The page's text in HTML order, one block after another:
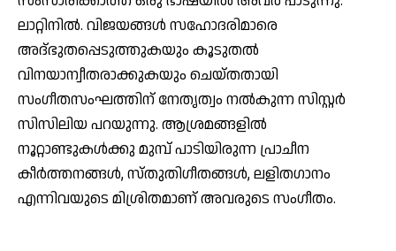
ലാറ്റിനില്‍. വിജയങ്ങള്‍ സഹോദരിമാരെ
അദ്ഭുതപ്പെടുത്തുകയും കൂടുതല്‍
വിനയാന്വീതരാക്കുകയും ചെയ്തതായി
സംഗീതസംഘത്തിന് നേതൃത്വം നല്‍കുന്ന സിസ്റ്റര്‍
സിസിലിയ പറയുന്നു. ആശ്രമങ്ങളില്‍
നൂറ്റാണ്ടുകള്‍ക്കു മുമ്പ് പാടിയിരുന്ന പ്രാചീന
കീര്‍ത്തനങ്ങള്‍, സ്തുതിഗീതങ്ങള്‍, ലളിതഗാനം
എന്നിവയുടെ മിശ്രിതമാണ് അവരുടെ സംഗീതം.